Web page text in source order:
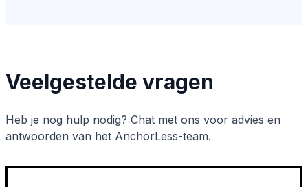
Veelgestelde vragen
Heb je nog hulp nodig? Chat met ons voor advies en
antwoorden van het AnchorLess-team.